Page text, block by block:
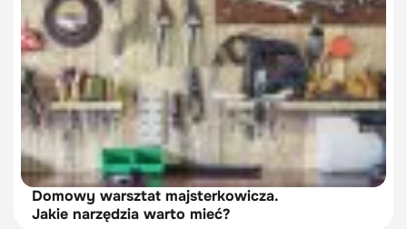
Domowy warsztat majsterkowicza.
Jakie narzędzia warto mieć?